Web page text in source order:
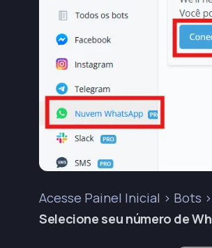
Acesse Painel Inicial > Bots
Selecione seu número de